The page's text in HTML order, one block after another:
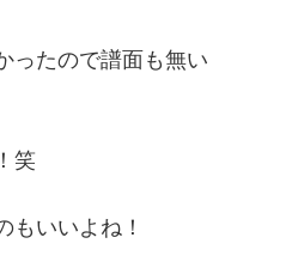
ったので譜面も無い
笑
もいいよね！